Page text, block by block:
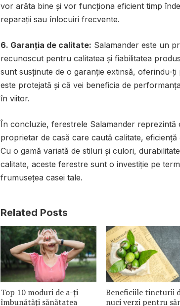
vor arăta bine și vor funcționa eficient timp
reparații sau înlocuiri frecvente.
6. Garanția de calitate: Salamander este un
recunoscut pentru calitatea și fiabilitatea
sunt susținute de o garanție extinsă, oferindu-ți
este protejată și că vei beneficia de
în viitor.
În concluzie, ferestrele Salamander
proprietar de casă care caută calitate,
Cu o gamă variată de stiluri și culori,
calitate, aceste ferestre sunt o investiție pe
frumusețea casei tale.
Related Posts
Top 10 moduri de a-ți
îmbunătăți sănătatea
Beneficiile tincturii
nuci verzi pentru